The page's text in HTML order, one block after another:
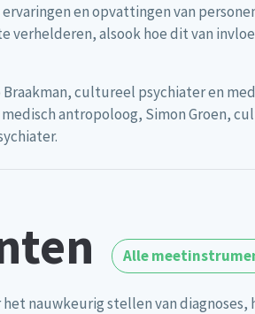
en opvattingen van
alsook hoe dit van
cultureel psychiater en
antropoloog, Simon Groen,
Alle
nauwkeurig stellen van